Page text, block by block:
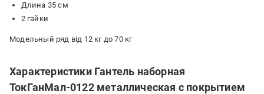
Длина 35 см
2 гайки
Модельный ряд від 12 кг до 70 кг
Характеристики Гантель наборная
ТокГанМал-0122 металлическая с покрытием